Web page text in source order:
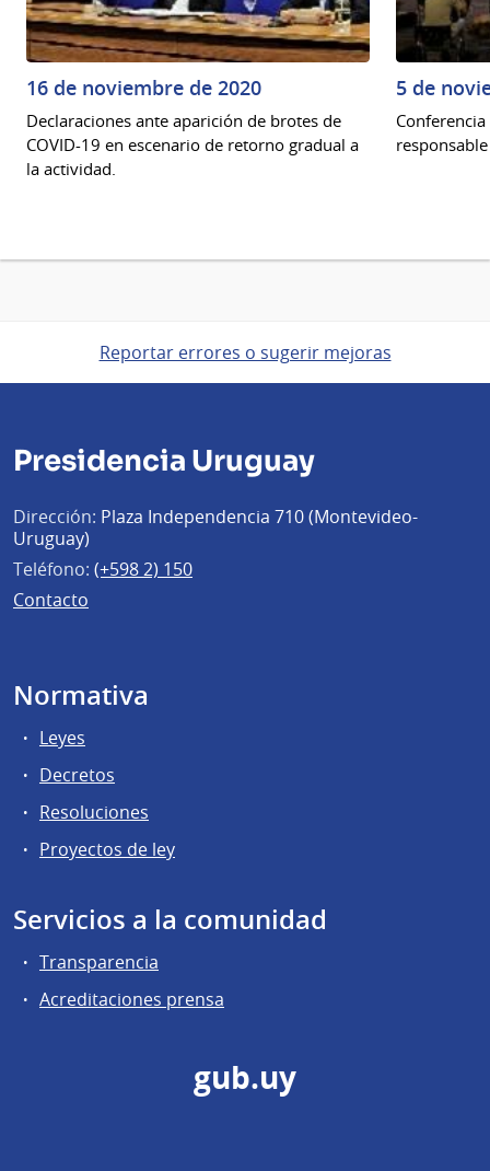
16 de noviembre de 2020
Declaraciones ante aparición de brotes de
COVID-19 en escenario de retorno gradual a
la actividad.
5 de
Reportar errores o sugerir mejoras
Presidencia Uruguay
Dirección: Plaza Independencia 710 (Montevideo-
Uruguay)
Teléfono: (+598 2) 150
Contacto
Normativa
Leyes
Decretos
Resoluciones
Proyectos de ley
Servicios a la comunidad
Transparencia
Acreditaciones prensa
gub.uy